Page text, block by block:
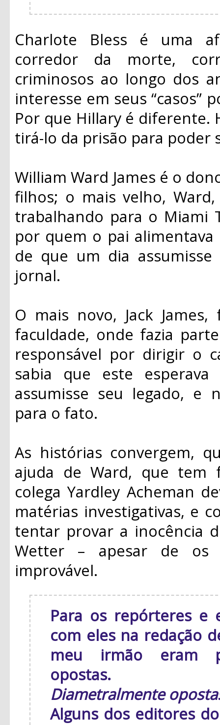
Charlote Bless é uma
corredor da morte,
criminosos ao longo dos
interesse em seus “casos”
Por que Hillary é diferente.
tirá-lo da prisão para poder
William Ward James é o
filhos; o mais velho,
trabalhando para o Miami
por quem o pai
de que um dia
jornal.
O mais novo, Jack
faculdade, onde fazia
responsável por dirigir o
sabia que este
assumisse seu legado, e
para o fato.
As histórias convergem,
ajuda de Ward, que tem
colega Yardley Acheman
matérias investigativas, e
tentar provar a inocência
Wetter – apesar de os
improvável.
Para os repórteres e
com eles na redação
meu irmão eram
opostas.
Diametralmente
Alguns dos editores